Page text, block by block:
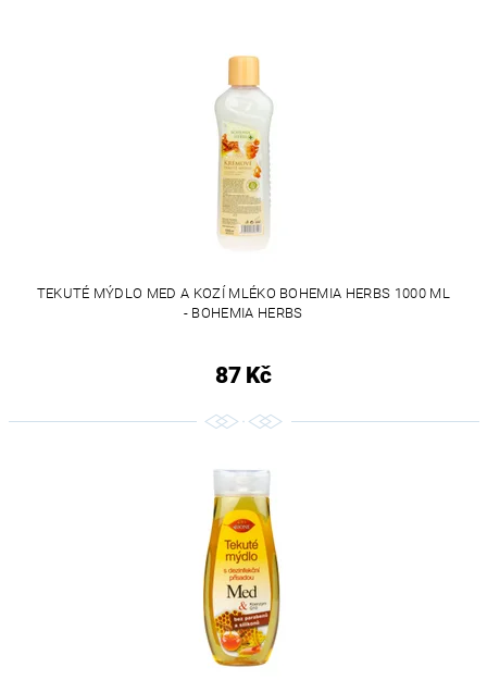
TEKUTÉ MÝDLO MED A KOZÍ MLÉKO BOHEMIA HERBS 1000 ML
- BOHEMIA HERBS
87 Kč